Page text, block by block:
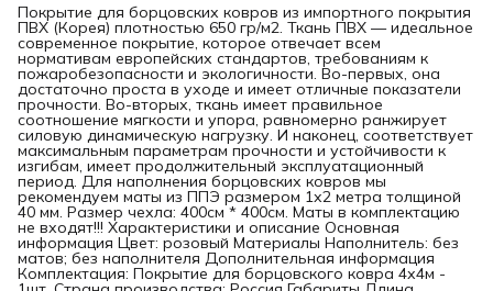
Покрытие для борцовских ковров из импортного покрытия
ПВХ (Корея) плотностью 650 гр/м2. Ткань ПВХ — идеальное
современное покрытие, которое отвечает всем
нормативам европейских стандартов, требованиям к
пожаробезопасности и экологичности. Во-первых, она
достаточно проста в уходе и имеет отличные показатели
прочности. Во-вторых, ткань имеет правильное
соотношение мягкости и упора, равномерно ранжирует
силовую динамическую нагрузку. И наконец, соответствует
максимальным параметрам прочности и устойчивости к
изгибам, имеет продолжительный эксплуатационный
период. Для наполнения борцовских ковров мы
рекомендуем маты из ППЭ размером 1х2 метра толщиной
40 мм. Размер чехла: 400см * 400см. Маты в комплектацию
не входят!!! Характеристики и описание Основная
информация Цвет: розовый Материалы Наполнитель: без
матов; без наполнителя Дополнительная информация
Комплектация: Покрытие для борцовского ковра 4х4м -